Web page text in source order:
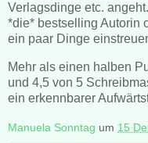
Verlagsdinge etc.
*die* bestselling Autorin
ein paar Dinge
Mehr als einen halben
und 4,5 von 5
ein erkennbarer
Manuela Sonntag um 15